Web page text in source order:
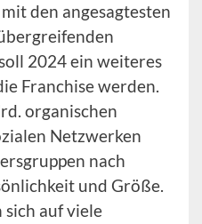
den angesagtesten
2024 ein weiteres
Franchise werden.
organischen
Netzwerken
nach
und Größe.
sich auf viele